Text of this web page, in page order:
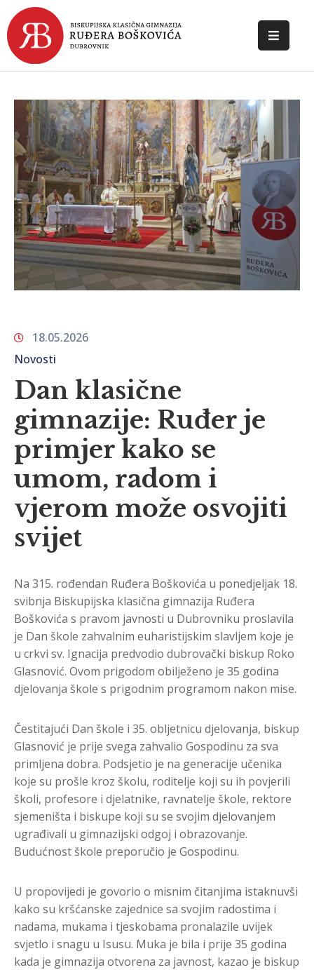
POČETNA
ŠKOLI
DOKUMENTI
NOVOSTI
KONTAKT
18.05.2026
Novosti
Dan klasične
gimnazije: Ruđer je
primjer kako se
umom, radom i
vjerom može osvojiti
svijet
Na 315. rođendan Ruđera Boškovića u ponedjeljak 18.
svibnja Biskupijska klasična gimnazija Ruđera
Boškovića s pravom javnosti u Dubrovniku proslavila
je Dan škole zahvalnim euharistijskim slavljem koje je
u crkvi sv. Ignacija predvodio dubrovački biskup Roko
Glasnović. Ovom prigodom obilježeno je 35 godina
djelovanja škole s prigodnim programom nakon mise.
Čestitajući Dan škole i 35. obljetnicu djelovanja, biskup
Glasnović je prije svega zahvalio Gospodinu za sva
primljena dobra. Podsjetio je na generacije učenika
koje su prošle kroz školu, roditelje koji su ih povjerili
školi, profesore i djelatnike, ravnatelje škole, rektore
sjemeništa i biskupe koji su se svojim djelovanjem
ugrađivali u gimnazijski odgoj i obrazovanje.
Budućnost škole preporučio je Gospodinu.
U propovijedi je govorio o misnim čitanjima istaknuvši
kako su kršćanske zajednice sa svojim radostima i
nadama, mukama i tjeskobama pronalazile uvijek
svjetlo i snagu u Isusu. Muka je bila i prije 35 godina
kada je gimnazija otvorena za javnost, kazao je biskup